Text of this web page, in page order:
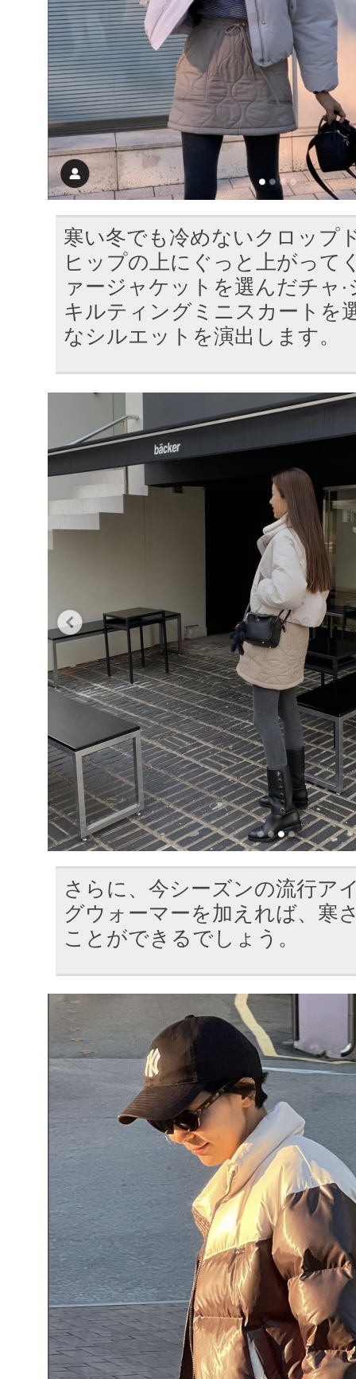
寒い冬でも冷めないクロップ
ヒップの上にぐっと上がって
ァージャケットを選んだチャ
キルティングミニスカートを
なシルエットを演出します。
さらに、今シーズンの流行ア
グウォーマーを加えれば、寒
ことができるでしょう。